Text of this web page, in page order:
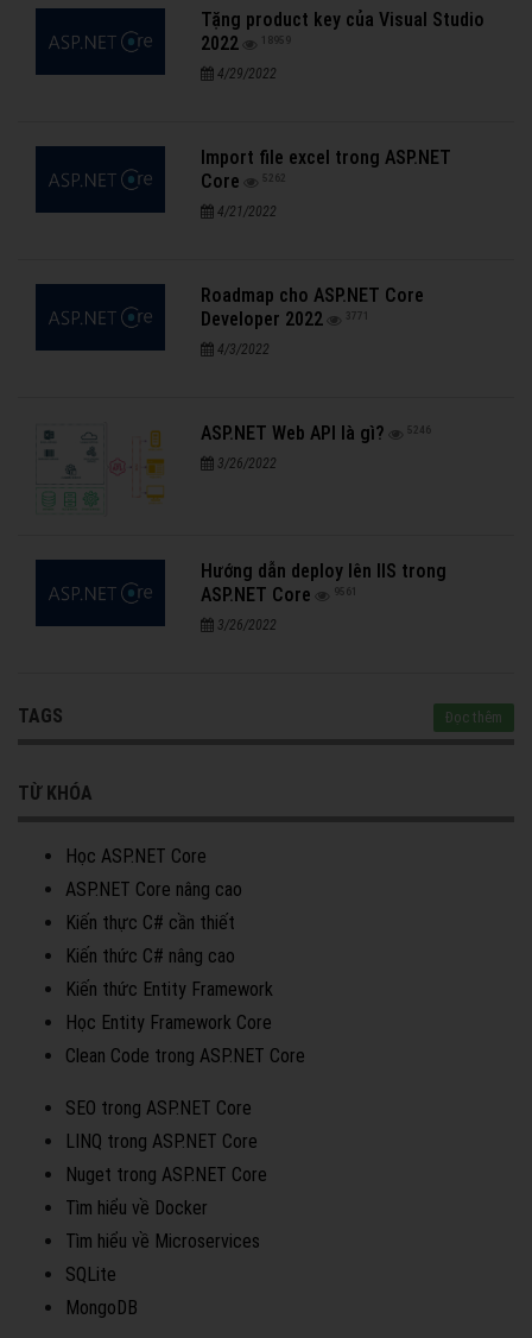
Tặng product key của Visual Studio
2022
18959
4/29/2022
Import file excel trong ASP.NET
Core
5262
4/21/2022
Roadmap cho ASP.NET Core
Developer 2022
3771
4/3/2022
ASP.NET Web API là gì? 5246
3/26/2022
Hướng dẫn deploy lên IIS trong
ASP.NET Core
9561
3/26/2022
TAGS Đọc thêm
TỪ KHÓA
Học ASP.NET Core
ASP.NET Core nâng cao
Kiến thực C# cần thiết
Kiến thức C# nâng cao
Kiến thức Entity Framework
Học Entity Framework Core
Clean Code trong ASP.NET Core
SEO trong ASP.NET Core
LINQ trong ASP.NET Core
Nuget trong ASP.NET Core
Tìm hiểu về Docker
Tìm hiểu về Microservices
SQLite
MongoDB